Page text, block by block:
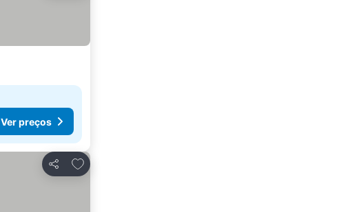
Ver preços
Partilhar
Adicionar aos favoritos